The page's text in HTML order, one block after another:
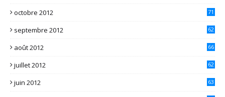
octobre 2012 71
septembre 2012 62
août 2012 66
juillet 2012 62
juin 2012 63